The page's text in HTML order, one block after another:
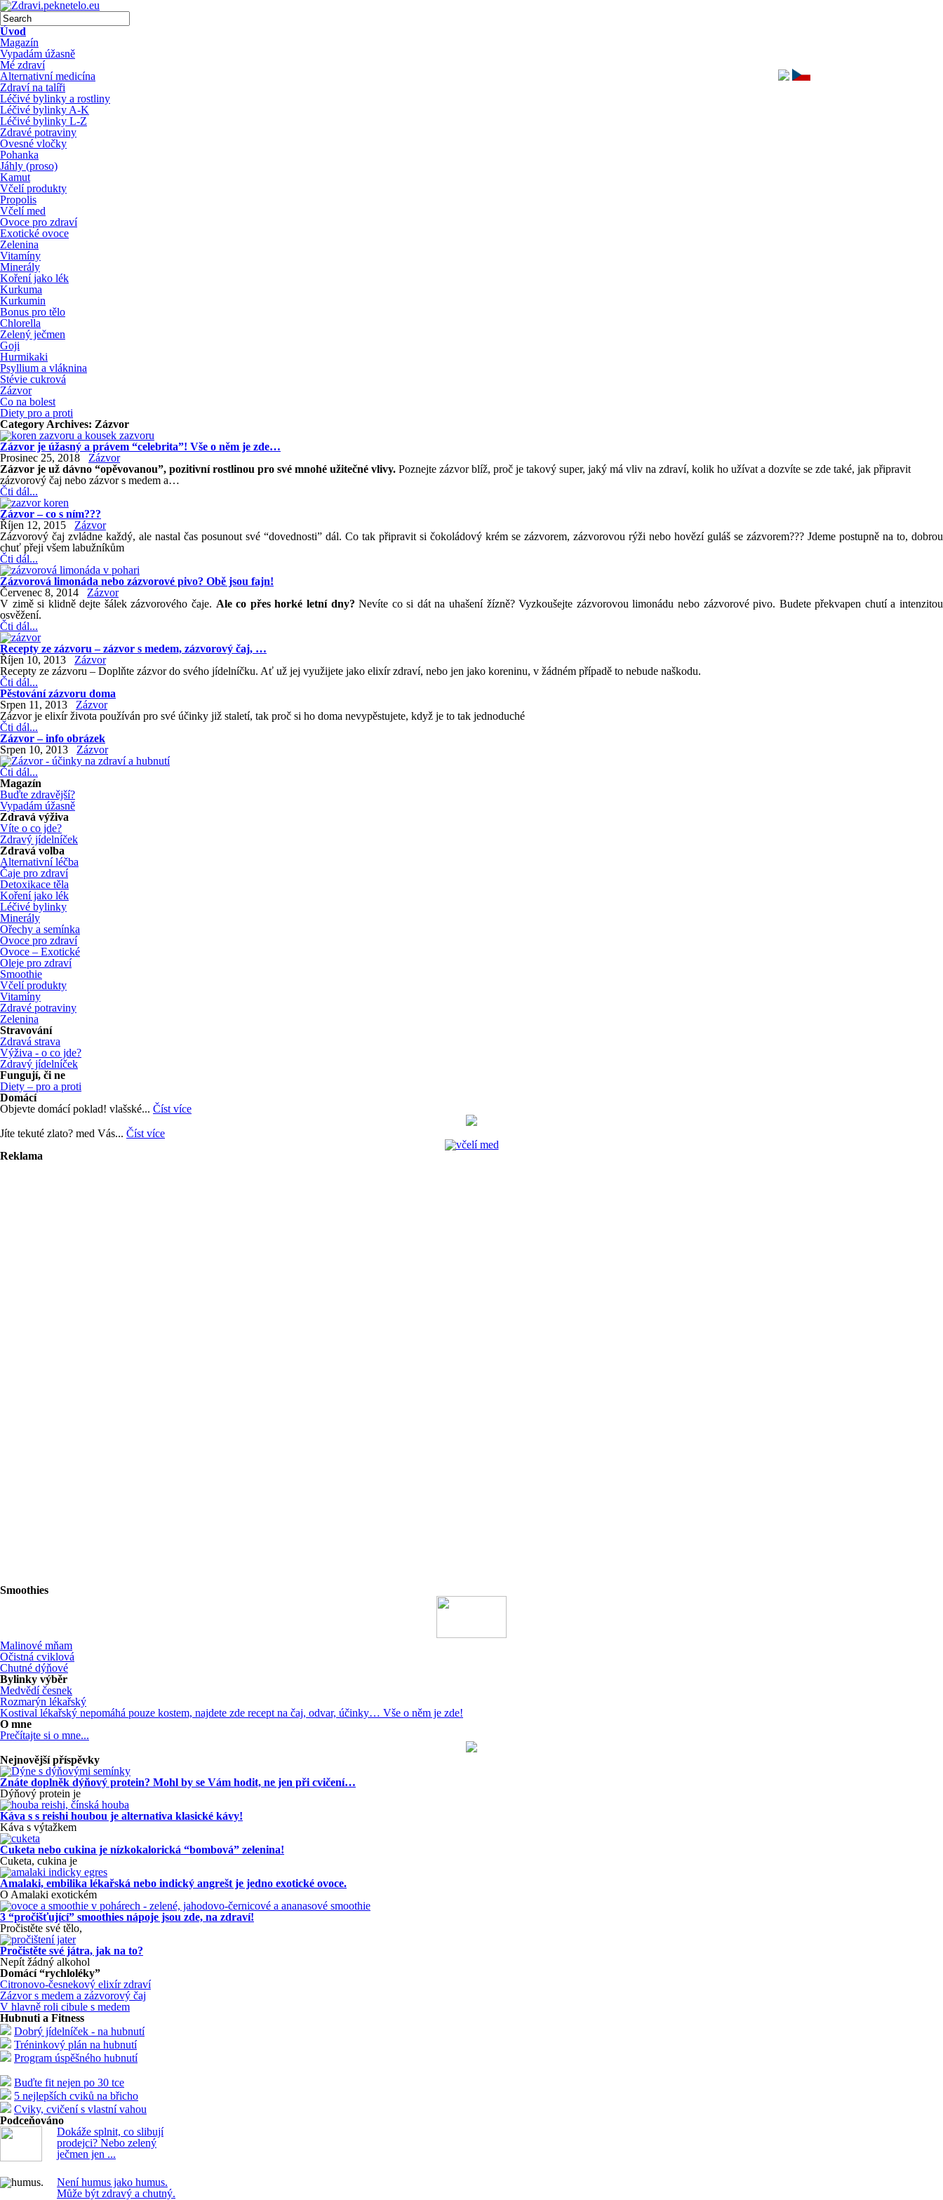
Úvod
Magazín
Vypadám úžasně
Mé zdraví
Alternativní medicína
Zdraví na talíři
Léčivé bylinky a rostliny
Léčivé bylinky A-K
Léčivé bylinky L-Z
Zdravé potraviny
Ovesné vločky
Pohanka
Jáhly (proso)
Kamut
Včelí produkty
Propolis
Včelí med
Ovoce pro zdraví
Exotické ovoce
Zelenina
Vitamíny
Minerály
Koření jako lék
Kurkuma
Kurkumin
Bonus pro tělo
Chlorella
Zelený ječmen
Goji
Hurmikaki
Psyllium a vláknina
Stévie cukrová
Zázvor
Co na bolest
Diety pro a proti
Category Archives: Zázvor
Zázvor je úžasný a právem “celebrita”! Vše o něm je zde…
Prosinec 25, 2018
Zázvor
Zázvor je už dávno “opěvovanou”, pozitivní rostlinou pro své mnohé užitečné vlivy. Poznejte zázvor blíž, proč je takový super, jaký má vliv na zdraví, kolik ho užívat a dozvíte se zde také, jak připravit
zázvorový čaj nebo zázvor s medem a…
Čti dál...
Zázvor – co s ním???
Říjen 12, 2015
Zázvor
Zázvorový čaj zvládne každý, ale nastal čas posunout své “dovednosti” dál. Co tak připravit si čokoládový krém se zázvorem, zázvorovou rýži nebo hovězí guláš se zázvorem??? Jdeme postupně na to, dobrou
chuť přeji všem labužníkům
Čti dál...
Zázvorová limonáda nebo zázvorové pivo? Obě jsou fajn!
Červenec 8, 2014
Zázvor
V zimě si klidně dejte šálek zázvorového čaje. Ale co přes horké letní dny? Nevíte co si dát na uhašení žízně? Vyzkoušejte zázvorovou limonádu nebo zázvorové pivo. Budete překvapen chutí a intenzitou
osvěžení.
Čti dál...
Recepty ze zázvoru – zázvor s medem, zázvorový čaj, …
Říjen 10, 2013
Zázvor
Recepty ze zázvoru – Doplňte zázvor do svého jídelníčku. Ať už jej využijete jako elixír zdraví, nebo jen jako koreninu, v žádném případě to nebude naškodu.
Čti dál...
Pěstování zázvoru doma
Srpen 11, 2013
Zázvor
Zázvor je elixír života používán pro své účinky již staletí, tak proč si ho doma nevypěstujete, když je to tak jednoduché
Čti dál...
Zázvor – info obrázek
Srpen 10, 2013
Zázvor
Čti dál...
Magazín
Buďte zdravější?
Vypadám úžasně
Zdravá výživa
Víte o co jde?
Zdravý jídelníček
Zdravá volba
Alternativní léčba
Čaje pro zdraví
Detoxikace těla
Koření jako lék
Léčivé bylinky
Minerály
Ořechy a semínka
Ovoce pro zdraví
Ovoce – Exotické
Oleje pro zdraví
Smoothie
Včelí produkty
Vitamíny
Zdravé potraviny
Zelenina
Stravování
Zdravá strava
Výživa - o co jde?
Zdravý jídelníček
Fungují, či ne
Diety – pro a proti
Domácí
Objevte domácí poklad! vlašské... Číst více
Jíte tekuté zlato? med Vás... Číst více
Reklama
Smoothies
Malinové mňam
Očistná cviklová
Chutné dýňové
Bylinky výběr
Medvědí česnek
Rozmarýn lékařský
Kostival lékařský nepomáhá pouze kostem, najdete zde recept na čaj, odvar, účinky… Vše o něm je zde!
O mne
Prečítajte si o mne...
Nejnovější příspěvky
Znáte doplněk dýňový protein? Mohl by se Vám hodit, ne jen při cvičení…
Dýňový protein je
Káva s s reishi houbou je alternativa klasické kávy!
Káva s výtažkem
Cuketa nebo cukina je nízkokalorická “bombová” zelenina!
Cuketa, cukina je
Amalaki, embilika lékařská nebo indický angrešt je jedno exotické ovoce.
O Amalaki exotickém
3 “pročišťující” smoothies nápoje jsou zde, na zdraví!
Pročistěte své tělo,
Pročistěte své játra, jak na to?
Nepít žádný alkohol
Domácí “rychloléky”
Citronovo-česnekový elixír zdraví
Zázvor s medem a zázvorový čaj
V hlavně roli cibule s medem
Hubnuti a Fitness
Dobrý jídelníček - na hubnutí
Tréninkový plán na hubnutí
Program úspěšného hubnutí
Buďte fit nejen po 30 tce
5 nejlepších cviků na břicho
Cviky, cvičení s vlastní vahou
Podceňováno
Dokáže splnit, co slibují
prodejci? Nebo zelený
ječmen jen ...
Není humus jako humus.
Může být zdravý a chutný.